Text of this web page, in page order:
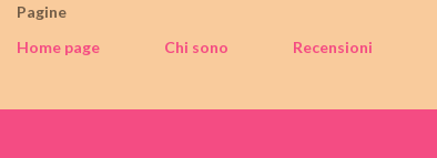
Pagine
Home page
Chi sono Recensioni